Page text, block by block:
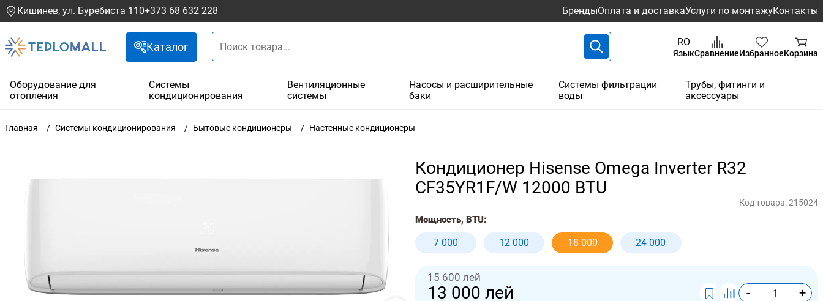
Кишинев, ул. Буребиста 110+373 68 632 228 БрендыОплата и доставкаУслуги по монтажуКонтакты
Каталог RO
ЯзыкСравнениеИзбранноеКорзина
Оборудование для
отопления
Системы
кондиционирования
Вентиляционные
системы
Насосы и расширительные
баки
Системы фильтрации
воды
Трубы, фитинги и
аксессуары
Главная Системы кондиционирования Бытовые кондиционеры Настенные кондиционеры
Кондиционер Hisense Omega Inverter R32
CF35YR1F/W 12000 BTU
Код товара:215024
Мощность, BTU:
7 000 12 000 18 000 24 000
15 600 лей
13 000 лей - +